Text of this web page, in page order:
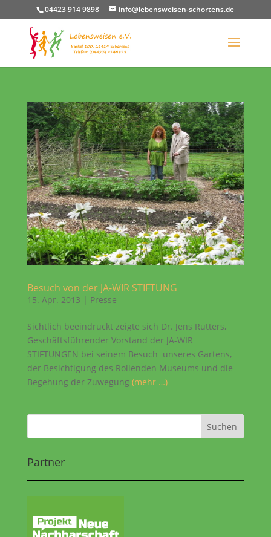
04423 914 9898 info@lebensweisen-schortens.de
Besuch von der JA-WIR STIFTUNG
15. Apr. 2013 | Presse
Sichtlich beeindruckt zeigte sich Dr. Jens Rütters,
Geschäftsführender Vorstand der JA-WIR
STIFTUNGEN bei seinem Besuch unseres Gartens,
der Besichtigung des Rollenden Museums und die
Begehung der Zuwegung (mehr …)
Partner